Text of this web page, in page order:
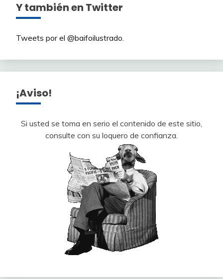
Y también en Twitter
Tweets por el @baifoilustrado.
¡Aviso!
Si usted se toma en serio el contenido de este sitio,
consulte con su loquero de confianza.